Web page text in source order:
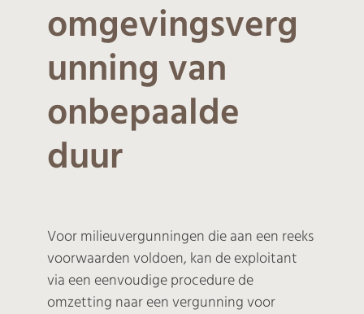
omgevingsverg
unning van
onbepaalde
duur
Voor milieuvergunningen die aan een reeks
voorwaarden voldoen, kan de exploitant
via een eenvoudige procedure de
omzetting naar een vergunning voor